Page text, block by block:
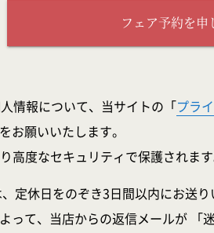
フェア予約を申
情報について、当サイトの「プラ
お願いいたします。
度なセキュリティで保護されます
定休日をのぞき3日間以内にお送
って、当店からの返信メールが